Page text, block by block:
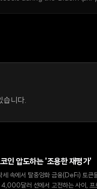
습니다.
인 압도하는 '조용한 재평가'
속에서 탈중앙화 금융(DeFi) 토큰
달러 선에서 고전하는 사이, 프